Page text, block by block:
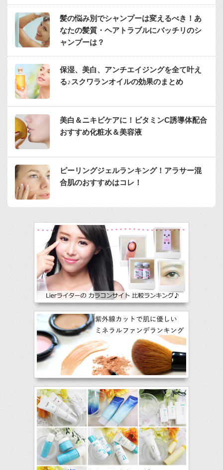
髪の悩み別でシャンプーは変えるべき！あ
なたの髪質・ヘアトラブルにバッチリのシ
ャンプーは？
保湿、美白、アンチエイジングを全て叶え
る♪スクワランオイルの効果のまとめ
美白＆ニキビケアに！ビタミンC誘導体配合
おすすめ化粧水＆美容液
ピーリングジェルランキング！アラサー混
合肌のおすすめはコレ！